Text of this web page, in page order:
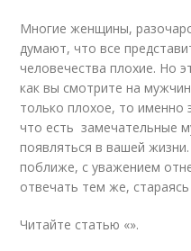
Многие женщины,
думают, что все
человечества плохие. Но
как вы смотрите на
только плохое, то именно
что есть замечательные
появляться в вашей
поближе, с уважением
отвечать тем же,
Читайте статью «».